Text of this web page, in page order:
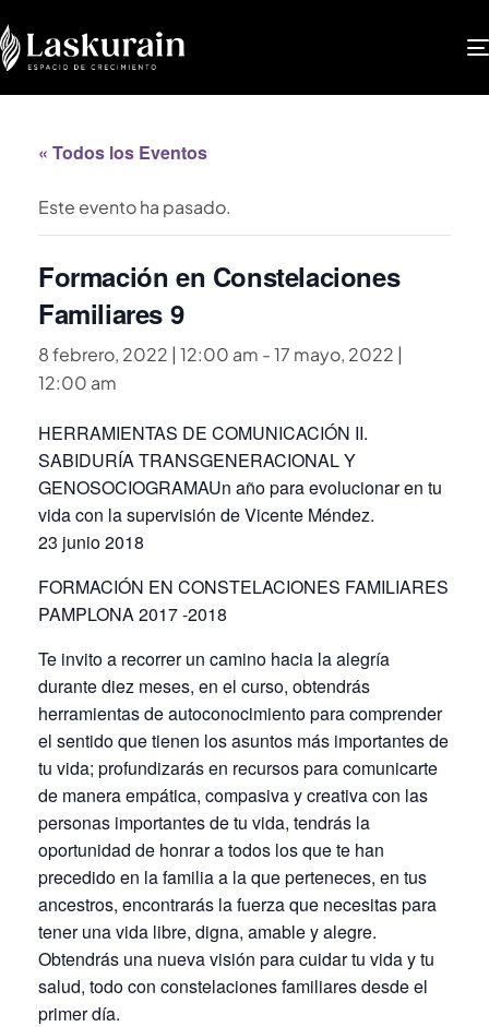
« Todos los Eventos
Este evento ha pasado.
Formación en Constelaciones
Familiares 9
8 febrero, 2022 | 12:00 am -17 mayo, 2022 |
12:00 am
HERRAMIENTAS DE COMUNICACIÓN II.
SABIDURÍA TRANSGENERACIONAL Y
GENOSOCIOGRAMAUn año para evolucionar en tu
vida con la supervisión de Vicente Méndez.
23 junio 2018
FORMACIÓN EN CONSTELACIONES FAMILIARES
PAMPLONA 2017 -2018
Te invito a recorrer un camino hacia la alegría
durante diez meses, en el curso, obtendrás
herramientas de autoconocimiento para comprender
el sentido que tienen los asuntos más importantes de
tu vida; profundizarás en recursos para comunicarte
de manera empática, compasiva y creativa con las
personas importantes de tu vida, tendrás la
oportunidad de honrar a todos los que te han
precedido en la familia a la que perteneces, en tus
ancestros, encontrarás la fuerza que necesitas para
tener una vida libre, digna, amable y alegre.
Obtendrás una nueva visión para cuidar tu vida y tu
salud, todo con constelaciones familiares desde el
primer día.